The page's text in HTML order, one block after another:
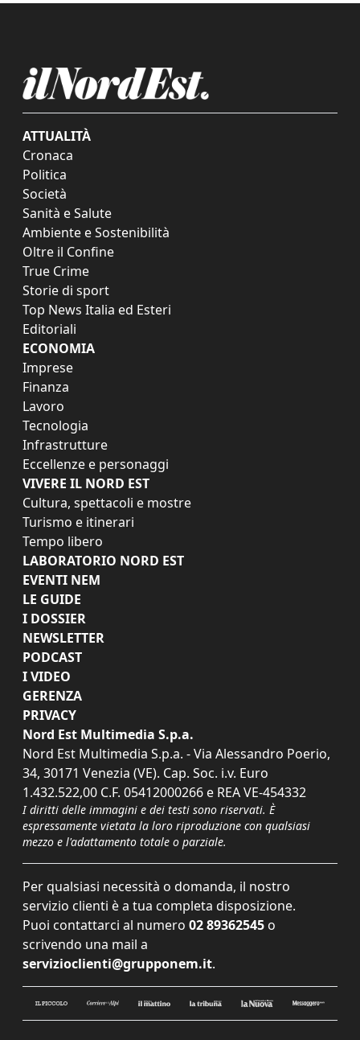
ATTUALITÀ
Cronaca
Politica
Società
Sanità e Salute
Ambiente e Sostenibilità
Oltre il Confine
True Crime
Storie di sport
Top News Italia ed Esteri
Editoriali
ECONOMIA
Imprese
Finanza
Lavoro
Tecnologia
Infrastrutture
Eccellenze e personaggi
VIVERE IL NORD EST
Cultura, spettacoli e mostre
Turismo e itinerari
Tempo libero
LABORATORIO NORD EST
EVENTI NEM
LE GUIDE
I DOSSIER
NEWSLETTER
PODCAST
I VIDEO
GERENZA
PRIVACY
Nord Est Multimedia S.p.a.
Nord Est Multimedia S.p.a. - Via Alessandro Poerio,
34, 30171 Venezia (VE). Cap. Soc. i.v. Euro
1.432.522,00 C.F. 05412000266 e REA VE-454332
I diritti delle immagini e dei testi sono riservati. È
espressamente vietata la loro riproduzione con qualsiasi
mezzo e l'adattamento totale o parziale.
Per qualsiasi necessità o domanda, il nostro
servizio clienti è a tua completa disposizione.
Puoi contattarci al numero 02 89362545 o
scrivendo una mail a
servizioclienti@grupponem.it.